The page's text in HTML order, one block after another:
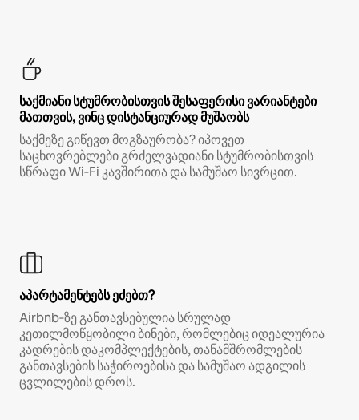
საქმიანი სტუმრობისთვის შესაფერისი ვარიანტები
მათთვის, ვინც დისტანციურად მუშაობს
საქმეზე გიწევთ მოგზაურობა? იპოვეთ
საცხოვრებლები გრძელვადიანი სტუმრობისთვის
სწრაფი Wi‑Fi კავშირითა და სამუშაო სივრცით.
აპარტამენტებს ეძებთ?
Airbnb‑ზე განთავსებულია სრულად
კეთილმოწყობილი ბინები, რომლებიც იდეალურია
კადრების დაკომპლექტების, თანამშრომლების
განთავსების საჭიროებისა და სამუშაო ადგილის
ცვლილების დროს.